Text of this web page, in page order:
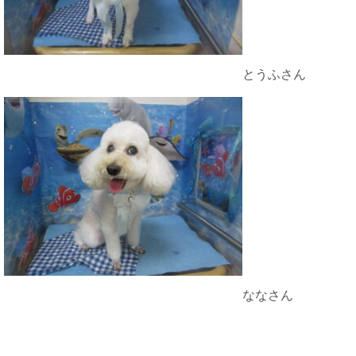
とうふさん
ななさん